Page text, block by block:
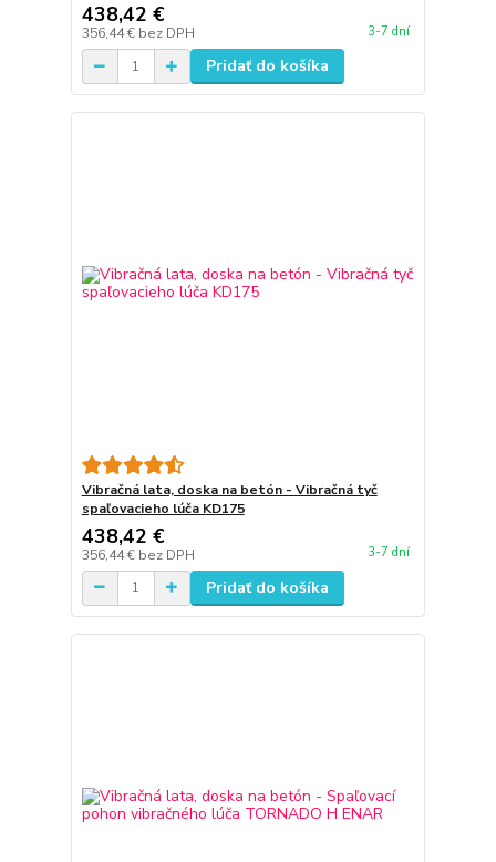
438,42 €
356,44 € bez DPH 3-7 dní
Pridať do košíka
Vibračná lata, doska na betón - Vibračná tyč
spaľovacieho lúča KD175
438,42 €
356,44 € bez DPH 3-7 dní
Pridať do košíka